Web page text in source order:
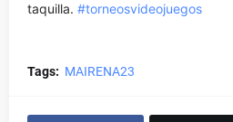
taquilla. #torneosvideojuegos
Tags: MAIRENA23